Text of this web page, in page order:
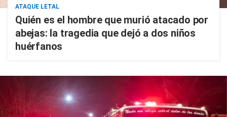
ATAQUE LETAL
Quién es el hombre que murió atacado por
abejas: la tragedia que dejó a dos niños
huérfanos